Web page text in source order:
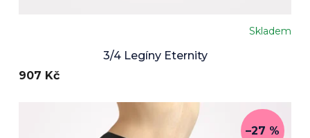
3/4 Legíny Eternity
je
Skladem
907 Kč
–27 %